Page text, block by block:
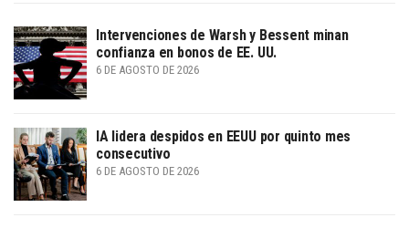
Intervenciones de Warsh y Bessent minan
confianza en bonos de EE. UU.
6 DE AGOSTO DE 2026
IA lidera despidos en EEUU por quinto mes
consecutivo
6 DE AGOSTO DE 2026